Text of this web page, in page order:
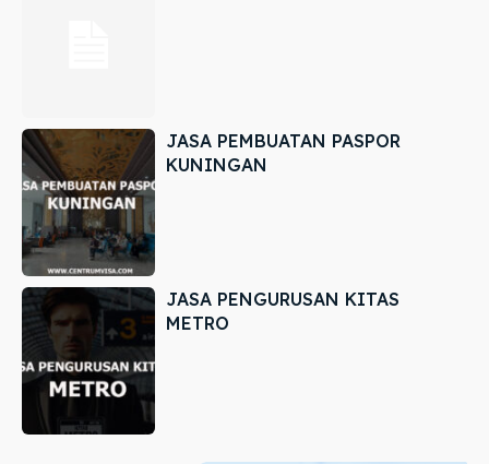
JASA PEMBUATAN PASPOR
KUNINGAN
JASA PENGURUSAN KITAS
METRO